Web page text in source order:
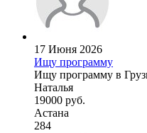
17 Июня 2026
Ищу программу
Ищу программу в
Наталья
19000 руб.
Астана
284